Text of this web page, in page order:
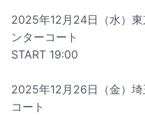
2025年12月24日（水）
ンターコート
START 19:00
2025年12月26日（金）
コート